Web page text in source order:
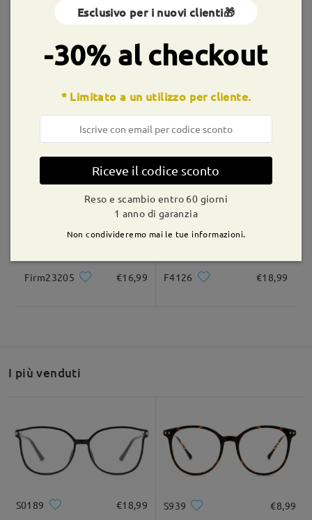
9-21 giorni lavorativi
dettagli
Consegnato
Montature simili
AC49995 €5,00 M93552 €12,99
Firm23205 €16,99 F4126 €18,99
I più venduti
S0189 €18,99 S939 €8,99
Esclusivo per i nuovi clienti🎁
-30% al checkout
* Limitato a un utilizzo per cliente.
Riceve il codice sconto
Reso e scambio entro 60 giorni
1 anno di garanzia
Non condivideremo mai le tue informazioni.